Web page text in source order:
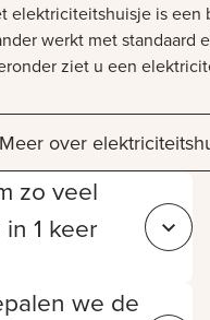
elektriciteitshuisje is een
werkt met standaard
ziet u een
Meer over
zo veel
1 keer
Sluit
we de